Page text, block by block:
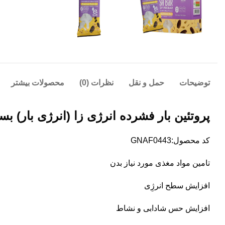
توضیحات حمل و نقل نظرات (0) محصولات بیشتر
پروتئین بار فشرده انرژی زا (انرژی بار) بسته 10
کد محصول:GNAF0443
تامین مواد مغذی مورد نیاز بدن
افزایش سطح انرژِی
افزایش حس شادابی و نشاط